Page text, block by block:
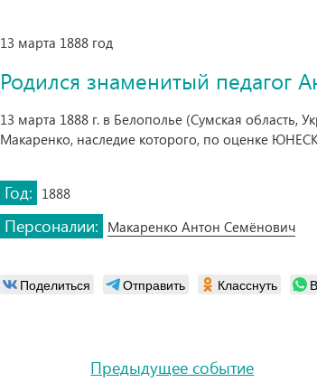
13 марта 1888 год
Родился знаменитый педагог
13 марта 1888 г. в Белополье (Сумская область,
Макаренко, наследие которого, по оценке
Год: 1888
Персоналии: Макаренко Антон Семёнович
Поделиться Отправить Класснуть
Предыдущее событие